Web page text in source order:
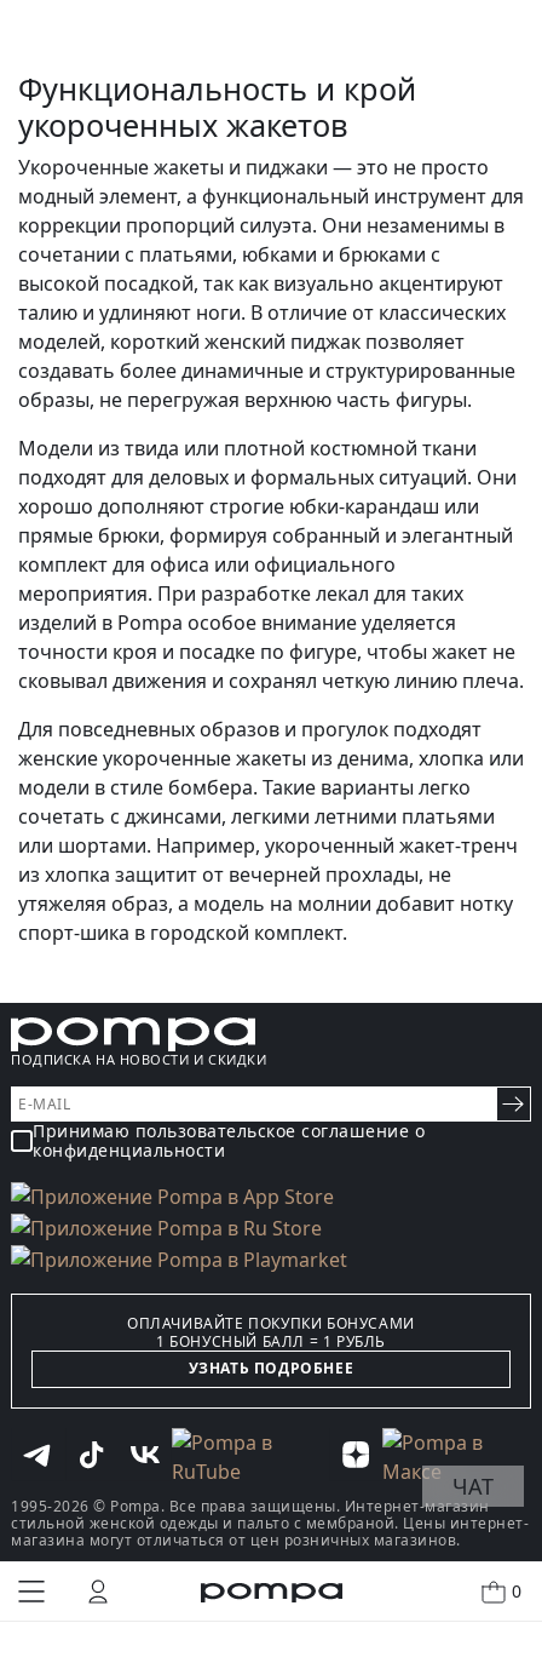
0
Функциональность и крой
укороченных жакетов
Укороченные жакеты и пиджаки — это не просто
модный элемент, а функциональный инструмент для
коррекции пропорций силуэта. Они незаменимы в
сочетании с платьями, юбками и брюками с
высокой посадкой, так как визуально акцентируют
талию и удлиняют ноги. В отличие от классических
моделей, короткий женский пиджак позволяет
создавать более динамичные и структурированные
образы, не перегружая верхнюю часть фигуры.
Модели из твида или плотной костюмной ткани
подходят для деловых и формальных ситуаций. Они
хорошо дополняют строгие юбки-карандаш или
прямые брюки, формируя собранный и элегантный
комплект для офиса или официального
мероприятия. При разработке лекал для таких
изделий в Pompa особое внимание уделяется
точности кроя и посадке по фигуре, чтобы жакет не
сковывал движения и сохранял четкую линию плеча.
Для повседневных образов и прогулок подходят
женские укороченные жакеты из денима, хлопка или
модели в стиле бомбера. Такие варианты легко
сочетать с джинсами, легкими летними платьями
или шортами. Например, укороченный жакет-тренч
из хлопка защитит от вечерней прохлады, не
утяжеляя образ, а модель на молнии добавит нотку
спорт-шика в городской комплект.
ПОДПИСКА НА НОВОСТИ И СКИДКИ
Принимаю пользовательское соглашение о
конфиденциальности
ОПЛАЧИВАЙТЕ ПОКУПКИ БОНУСАМИ
1 БОНУСНЫЙ БАЛЛ = 1 РУБЛЬ
УЗНАТЬ ПОДРОБНЕЕ
1995-2026 © Pompa. Все права защищены. Интернет-магазин
стильной женской одежды и пальто с мембраной. Цены интернет-
магазина могут отличаться от цен розничных магазинов.
ЧАТ